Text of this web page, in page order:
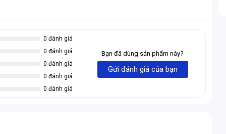
bạn trong từng thời điểm thông qua một số tùy chọn
piston chất lượng cao.
0 đánh giá
0 đánh giá
0 đánh giá
0 đánh giá
0 đánh giá
Bạn đã dùng sản phẩm này?
Gửi đánh giá của bạn